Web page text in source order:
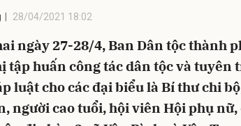
28/04/2021 18:02
ngày 27-28/4, Ban Dân tộc thành
tập huấn công tác dân tộc và tuyên
luật cho các đại biểu là Bí thư chi
người cao tuổi, hội viên Hội phụ